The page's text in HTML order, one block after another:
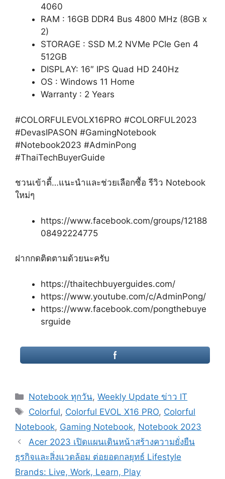
4060
RAM : 16GB DDR4 Bus 4800 MHz (8GB x
2)
STORAGE : SSD M.2 NVMe PCIe Gen 4
512GB
DISPLAY: 16″ IPS Quad HD 240Hz
OS : Windows 11 Home
Warranty : 2 Years
#COLORFULEVOLX16PRO #COLORFUL2023
#DevasIPASON #GamingNotebook
#Notebook2023 #AdminPong
#ThaiTechBuyerGuide
ชวนเข้าตี้…แนะนำและช่วยเลือกซื้อ รีวิว Notebook
ใหม่ๆ
https://www.facebook.com/groups/12188
08492224775
ฝากกดติดตามด้วยนะครับ
https://thaitechbuyerguides.com/
https://www.youtube.com/c/AdminPong/
https://www.facebook.com/pongthebuye
srguide
Categories
Notebook ทุกวัน,Weekly Update ข่าว IT
Tags
Colorful, Colorful EVOL X16 PRO, Colorful
Notebook, Gaming Notebook, Notebook 2023
Post
navigation
Acer 2023 เปิดแผนเดินหน้าสร้างความยั่งยืน
ธุรกิจและสิ่งแวดล้อม ต่อยอดกลยุทธ์ Lifestyle
Brands: Live, Work, Learn, Play